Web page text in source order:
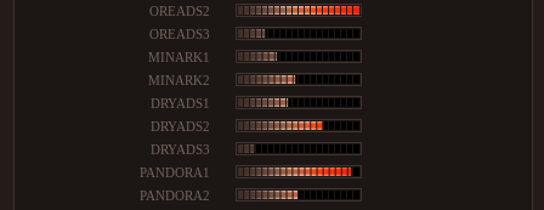
OREADS2
OREADS3
MINARK1
MINARK2
DRYADS1
DRYADS2
DRYADS3
PANDORA1
PANDORA2